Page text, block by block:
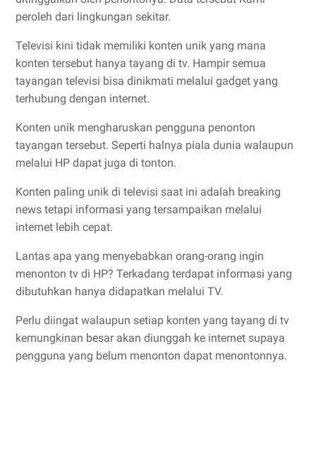
peroleh dari lingkungan sekitar.
Televisi kini tidak memiliki konten unik yang mana
konten tersebut hanya tayang di tv. Hampir semua
tayangan televisi bisa dinikmati melalui gadget yang
terhubung dengan internet.
Konten unik mengharuskan pengguna penonton
tayangan tersebut. Seperti halnya piala dunia walaupun
melalui HP dapat juga di tonton.
Konten paling unik di televisi saat ini adalah breaking
news tetapi informasi yang tersampaikan melalui
internet lebih cepat.
Lantas apa yang menyebabkan orang-orang ingin
menonton tv di HP? Terkadang terdapat informasi yang
dibutuhkan hanya didapatkan melalui TV.
Perlu diingat walaupun setiap konten yang tayang di tv
kemungkinan besar akan diunggah ke internet supaya
pengguna yang belum menonton dapat menontonnya.